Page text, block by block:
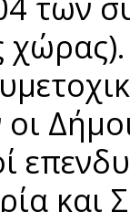
χώρας).
και